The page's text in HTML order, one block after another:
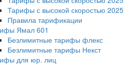
Тарифы с высокой скоростью 2025
Правила тарификации
Ямал 601
Безлимитные тарифы флекс
Безлимитные тарифы Некст
для юр. лиц